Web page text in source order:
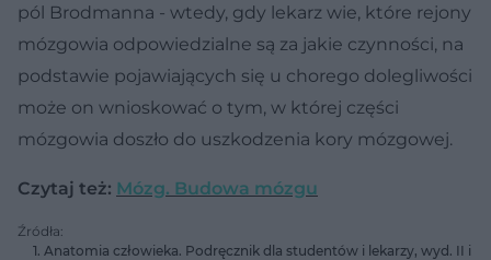
pól Brodmanna - wtedy, gdy lekarz wie, które rejony
mózgowia odpowiedzialne są za jakie czynności, na
podstawie pojawiających się u chorego dolegliwości
może on wnioskować o tym, w której części
mózgowia doszło do uszkodzenia kory mózgowej.
Czytaj też: Mózg. Budowa mózgu
Źródła:
Anatomia człowieka. Podręcznik dla studentów i lekarzy, wyd. II i